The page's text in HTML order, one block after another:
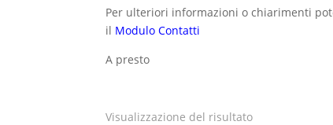
Per ulteriori informazioni o chiarimenti
il Modulo Contatti
A presto
Visualizzazione del risultato